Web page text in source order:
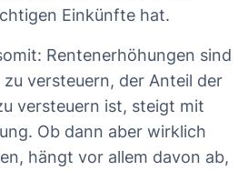
Einkünfte hat.
Rentenerhöhungen sind
versteuern, der Anteil der
versteuern ist, steigt mit
Ob dann aber wirklich
hängt vor allem davon ab,